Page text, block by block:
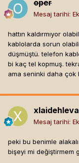
oper
Mesaj tarihi:
hattın kaldırmıyor
kablolarda sorun
düşmüştü. telefon
bi kaç tel kopmuş.
ama seninki daha çok
Mesaj tarihi:
peki bu benimle
bişeyi mi değiştirmem